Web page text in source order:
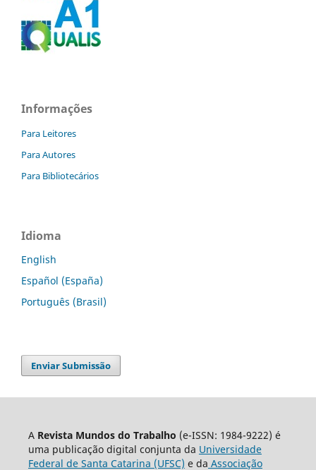
Informações
Para Leitores
Para Autores
Para Bibliotecários
Idioma
English
Español (España)
Português (Brasil)
Enviar Submissão
A Revista Mundos do Trabalho (e-ISSN: 1984-9222) é
uma publicação digital conjunta da Universidade
Federal de Santa Catarina (UFSC) e da Associação